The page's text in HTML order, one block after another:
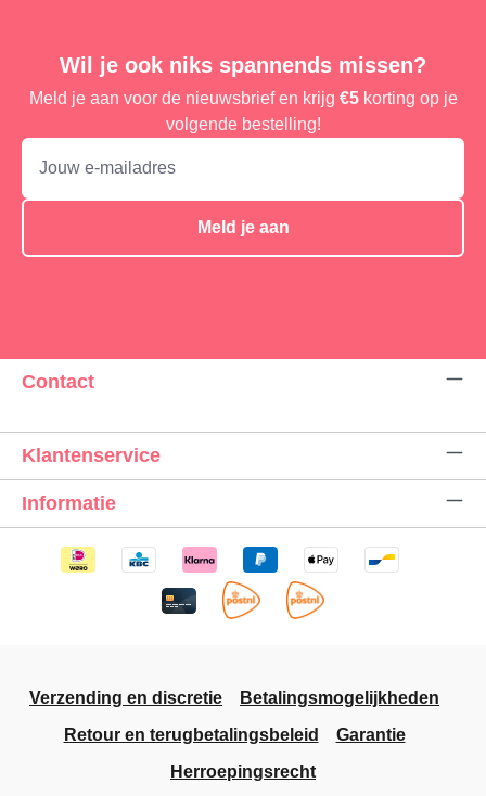
Wil je ook niks spannends missen?
Meld je aan voor de nieuwsbrief en krijg €5korting op je
volgende bestelling!
Meld je aan
Contact
Klantenservice
Informatie
Verzending en discretie
Betalingsmogelijkheden
Retour en terugbetalingsbeleid
Garantie
Herroepingsrecht